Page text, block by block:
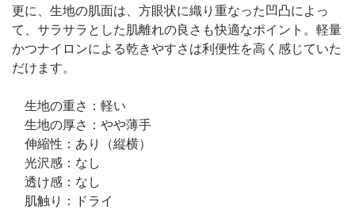
更に、生地の肌面は、方眼状に織り重なった凹凸によっ
て、サラサラとした肌離れの良さも快適なポイント。軽量
かつナイロンによる乾きやすさは利便性を高く感じていた
だけます。
生地の重さ：軽い
生地の厚さ：やや薄手
伸縮性：あり（縦横）
光沢感：なし
透け感：なし
肌触り：ドライ